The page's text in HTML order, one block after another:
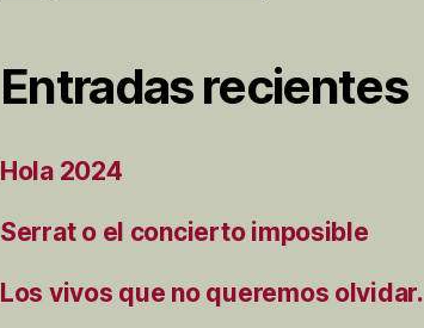
Entradas recientes
Hola 2024
Serrat o el concierto imposible
Los vivos que no queremos olvidar.